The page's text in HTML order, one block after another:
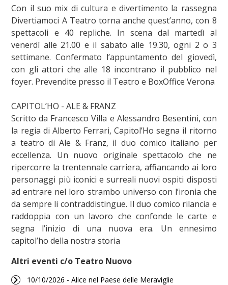
Con il suo mix di cultura e divertimento la rassegna
Divertiamoci A Teatro torna anche quest’anno, con 8
spettacoli e 40 repliche. In scena dal martedì al
venerdì alle 21.00 e il sabato alle 19.30, ogni 2 o 3
settimane. Confermato l’appuntamento del giovedì,
con gli attori che alle 18 incontrano il pubblico nel
foyer. Prevendite presso il Teatro e BoxOffice Verona
CAPITOL’HO - ALE & FRANZ
Scritto da Francesco Villa e Alessandro Besentini, con
la regia di Alberto Ferrari, Capitol’Ho segna il ritorno
a teatro di Ale & Franz, il duo comico italiano per
eccellenza. Un nuovo originale spettacolo che ne
ripercorre la trentennale carriera, affiancando ai loro
personaggi più iconici e surreali nuovi ospiti disposti
ad entrare nel loro strambo universo con l’ironia che
da sempre li contraddistingue. Il duo comico rilancia e
raddoppia con un lavoro che confonde le carte e
segna l’inizio di una nuova era. Un ennesimo
capitol’ho della nostra storia
Altri eventi c/o Teatro Nuovo
10/10/2026 - Alice nel Paese delle Meraviglie